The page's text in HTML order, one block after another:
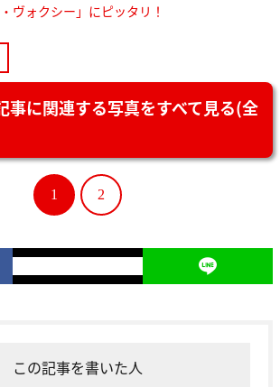
ヴォクシー」にピッタリ！
事に関連する写真をすべて見る(全
1 2
この記事を書いた人